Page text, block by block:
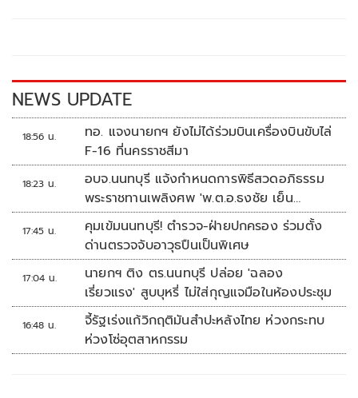
k k
NEWS UPDATE
18:56 น.
ทอ. แจงนายกฯ ยังไม่ได้ร่วมบินเครื่องบินขับไล่
F-16 ที่นครราชสีมา
18:23 น.
อบจ.นนทบุรี แจ้งกำหนดการพิธีสวดอภิธรรม
พระราชทานเพลิงศพ 'พ.ต.อ.ธงชัย เย็น
ประเสริฐ'
17:45 น.
คุมเข้มนนทบุรี! ตำรวจ-ฝ่ายปกครอง ร่วมตั้ง
ด่านตรวจจับอาวุธปืนเป็นพิเศษ
17:04 น.
นายกฯ ติง ตร.นนทบุรี ปล่อย 'ฉลอง
เรี่ยวแรง' สูบบุหรี่ ไม่ใส่กุญแจมือในห้องประชุม
16:48 น.
จี้รัฐเร่งแก้วิกฤติมันสำปะหลังไทย ห่วงกระทบ
ห่วงโซ่อุตสาหกรรม